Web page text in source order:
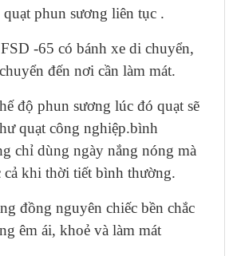
phun sương liên tục .
-65 có bánh xe di chuyển,
đến nơi cần làm mát.
độ phun sương lúc đó quạt sẽ
quạt công nghiệp.bình
chỉ dùng ngày nắng nóng mà
cả khi thời tiết bình thường.
đồng nguyên chiếc bền chắc
êm ái, khoẻ và làm mát